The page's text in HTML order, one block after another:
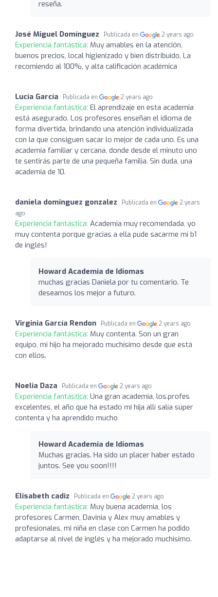
reseña.
José Miguel Domínguez Publicada en 2 years ago
Experiencia fantástica: Muy amables en la atención,
buenos precios, local higienizado y bien distribuido. La
recomiendo al 100%, y alta calificación académica
Lucia García Publicada en 2 years ago
Experiencia fantástica: El aprendizaje en esta academia
está asegurado. Los profesores enseñan el idioma de
forma divertida, brindando una atención individualizada
con la que consiguen sacar lo mejor de cada uno. Es una
academia familiar y cercana, donde desde el minuto uno
te sentirás parte de una pequeña familia. Sin duda, una
academia de 10.
daniela dominguez gonzalez Publicada en
2 years
ago
Experiencia fantástica: Academia muy recomendada, yo
muy contenta porque gracias a ella pude sacarme mi b1
de inglés!
Howard Academia de Idiomas
muchas gracias Daniela por tu comentario. Te
deseamos los mejor a futuro.
Virginia García Rendon Publicada en 2 years ago
Experiencia fantástica: Muy contenta. Son un gran
equipo, mi hijo ha mejorado muchísimo desde que está
con ellos.
Noelia Daza Publicada en 2 years ago
Experiencia fantástica: Una gran academia, los.profes
excelentes, el año que ha estado mi hija allí salía súper
contenta y ha aprendido mucho
Howard Academia de Idiomas
Muchas gracias. Ha sido un placer haber estado
juntos. See you soon!!!!
Elisabeth cadiz Publicada en 2 years ago
Experiencia fantástica: Muy buena academia, los
profesores Carmen, Davinia y Alex muy amables y
profesionales, mi niña en clase con Carmen ha podido
adaptarse al nivel de inglés y ha mejorado muchisimo.